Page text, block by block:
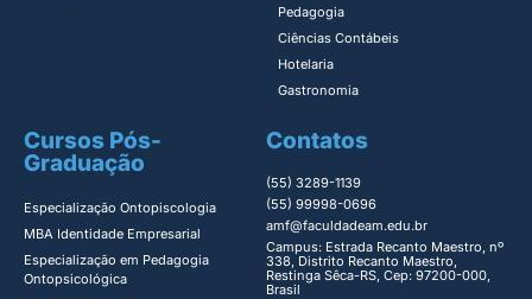
Pedagogia
Ciências Contábeis
Hotelaria
Gastronomia
Cursos Pós-
Graduação
Especialização Ontopiscologia ​
MBA Identidade Empresarial​
Especialização em Pedagogia
Ontopsicológica​
Contatos
(55) 3289-1139
(55) 99998-0696
amf@faculdadeam.edu.br
Campus: Estrada Recanto Maestro, nº
338, Distrito Recanto Maestro,
Restinga Sêca-RS, Cep: 97200-000,
Brasil